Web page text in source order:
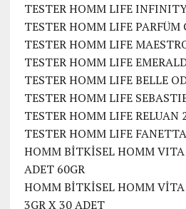
TESTER HOMM LIFE
TESTER HOMM LIFE PARFÜM
TESTER HOMM LIFE
TESTER HOMM LIFE
TESTER HOMM LIFE BELLE
TESTER HOMM LIFE
TESTER HOMM LIFE RELUAN
TESTER HOMM LIFE
HOMM BİTKİSEL HOMM
ADET 60GR
HOMM BİTKİSEL HOMM
3GR X 30 ADET